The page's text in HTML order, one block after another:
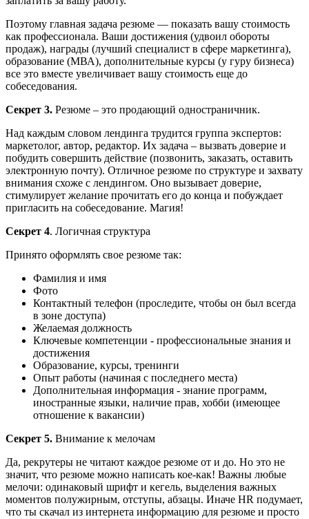
Поэтому главная задача резюме — показать вашу стоимость
как профессионала. Ваши достижения (удвоил обороты
продаж), награды (лучший специалист в сфере маркетинга),
образование (МВА), дополнительные курсы (у гуру бизнеса)
все это вместе увеличивает вашу стоимость еще до
собеседования.
Секрет 3. Резюме – это продающий одностраничник.
Над каждым словом лендинга трудится группа экспертов:
маркетолог, автор, редактор. Их задача – вызвать доверие и
побудить совершить действие (позвонить, заказать, оставить
электронную почту). Отличное резюме по структуре и захвату
внимания схоже с лендингом. Оно вызывает доверие,
стимулирует желание прочитать его до конца и побуждает
пригласить на собеседование. Магия!
Секрет 4. Логичная структура
Принято оформлять свое резюме так:
Фамилия и имя
Фото
Контактный телефон (проследите, чтобы он был всегда
в зоне доступа)
Желаемая должность
Ключевые компетенции - профессиональные знания и
достижения
Образование, курсы, тренинги
Опыт работы (начиная с последнего места)
Дополнительная информация - знание программ,
иностранные языки, наличие прав, хобби (имеющее
отношение к вакансии)
Секрет 5. Внимание к мелочам
Да, рекрутеры не читают каждое резюме от и до. Но это не
значит, что резюме можно написать кое-как! Важны любые
мелочи: одинаковый шрифт и кегель, выделения важных
моментов полужирным, отступы, абзацы. Иначе HR подумает,
что ты скачал из интернета информацию для резюме и просто